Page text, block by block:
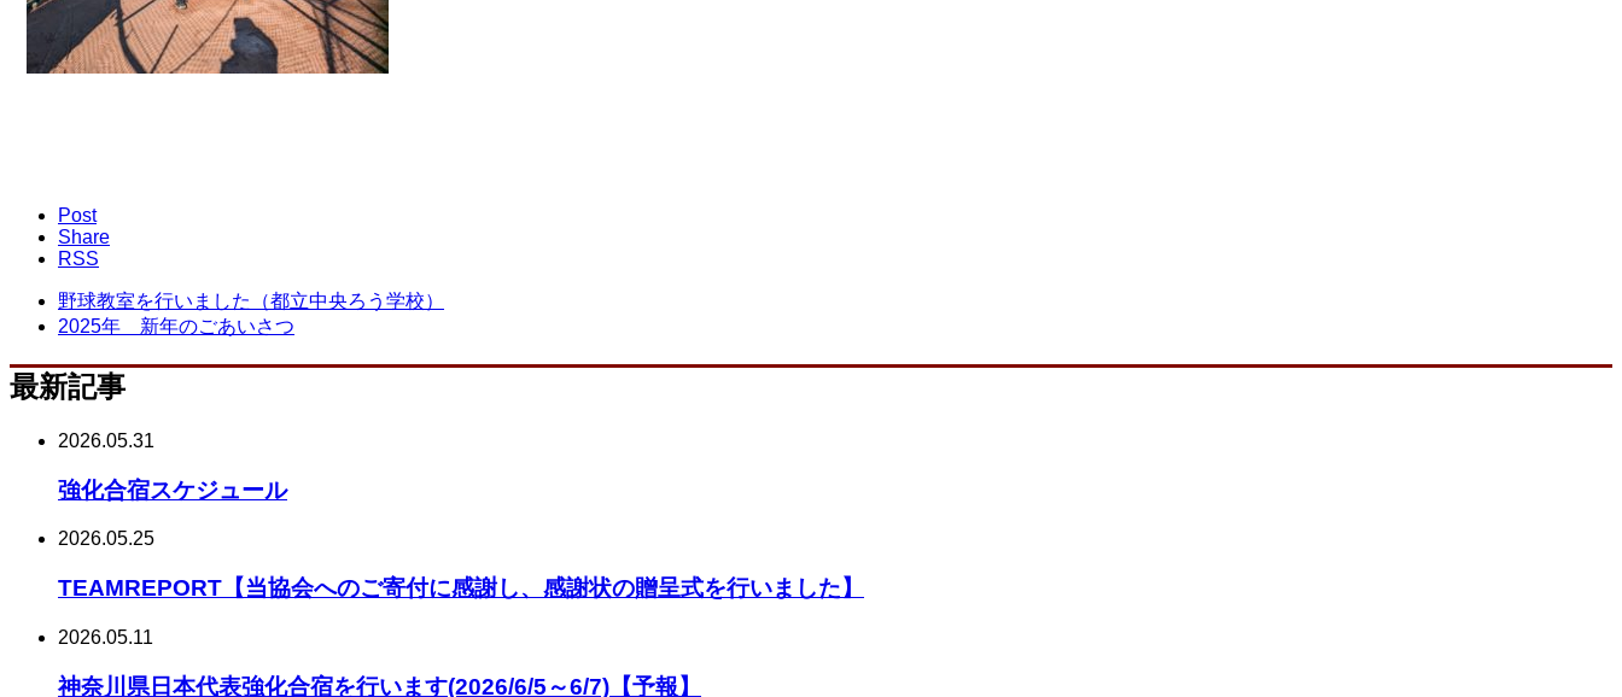
Post
Share
RSS
野球教室を行いました（都立中央ろう学校）
2025年 新年のごあいさつ
最新記事
2026.05.31
強化合宿スケジュール
2026.05.25
TEAMREPORT【当協会へのご寄付に感謝し、感謝状の贈呈式を行いました】
2026.05.11
神奈川県日本代表強化合宿を行います(2026/6/5～6/7)【予報】